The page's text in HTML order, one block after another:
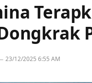
23/12/2025 6:55 AM